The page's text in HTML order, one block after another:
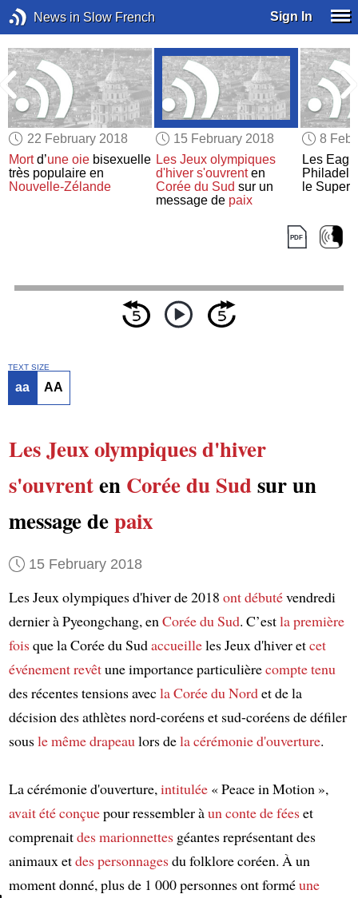
News in Slow French Sign In
22 February 2018
Mortd’une oie bisexuelle
très populaire en
Nouvelle-Zélande
15 February 2018
Les Jeux olympiques
d'hiver s'ouvrenten
Corée du Sud sur un
message de paix
8
Les
le Super
TEXT SIZE
aa AA
Les Jeux olympiques d'hiver
s'ouvrenten Corée du Sudsur un
message depaix
15 February 2018
Les Jeux olympiques d'hiver de 2018 ont débutévendredi
dernier à Pyeongchang, enCorée du Sud. C’estla première
foisque la Corée du Sudaccueilleles Jeux d'hiver etcet
événementrevêtune importance particulièrecompte tenu
des récentes tensions avecla Corée du Nordet de la
décision des athlètes nord-coréens et sud-coréens de défiler
sousle même drapeaulors dela cérémonie d'ouverture.
La cérémonie d'ouverture,intitulée« Peace in Motion »,
avait été conçuepour ressembler àun conte de féeset
comprenaitdes marionnettesgéantes représentant des
animaux etdes personnagesdu folklore coréen. À un
moment donné, plus de 1 000 personnes ont forméune